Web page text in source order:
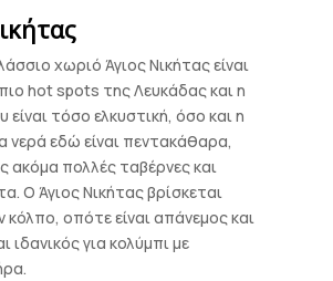
χωριό Άγιος Νικήτας είναι
hot spots της Λευκάδας και η
είναι τόσο ελκυστική, όσο και η
νερά εδώ είναι πεντακάθαρα,
ακόμα πολλές ταβέρνες και
O Άγιος Νικήτας βρίσκεται
κόλπο, οπότε είναι απάνεμος και
ιδανικός για κολύμπι με